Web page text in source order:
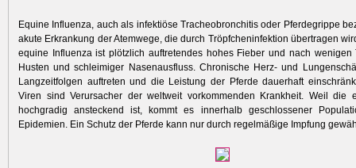
Equine Influenza, auch als infektiöse Tracheobronchitis oder Pferdegrippe
akute Erkrankung der Atemwege, die durch Tröpfcheninfektion übertragen
equine Influenza ist plötzlich auftretendes hohes Fieber und nach wenigen
Husten und schleimiger Nasenausfluss. Chronische Herz- und
Langzeitfolgen auftreten und die Leistung der Pferde dauerhaft
Viren sind Verursacher der weltweit vorkommenden Krankheit. Weil die
hochgradig ansteckend ist, kommt es innerhalb geschlossener
Epidemien. Ein Schutz der Pferde kann nur durch regelmäßige Impfung